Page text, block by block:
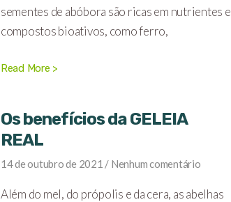
sementes de abóbora são ricas em nutrientes e
compostos bioativos, como ferro,
Read More >
Os benefícios da GELEIA
REAL
14 de outubro de 2021 Nenhum comentário
Além do mel, do própolis e da cera, as abelhas